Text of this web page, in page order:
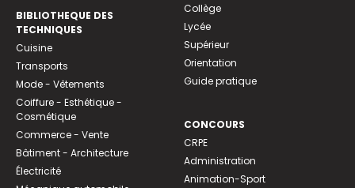
BIBLIOTHEQUE DES
TECHNIQUES
Cuisine
Transports
Mode - Vêtements
Coiffure - Esthétique -
Cosmétique
Commerce - Vente
Bâtiment - Architecture
Électricité
Collège
Lycée
Supérieur
Orientation
Guide pratique
CONCOURS
CRPE
Administration
Animation-Sport